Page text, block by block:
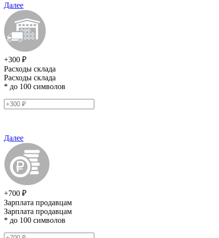
Далее
+300 ₽
Расходы склада
Расходы склада
* до 100 символов
Далее
+700 ₽
Зарплата продавцам
Зарплата продавцам
* до 100 символов